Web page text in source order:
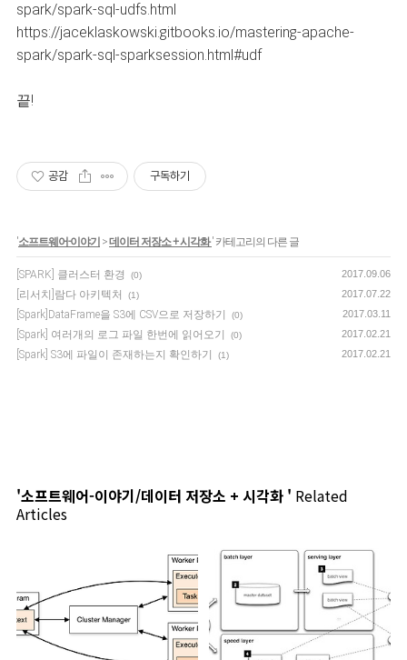
spark/spark-sql-udfs.html
https://jaceklaskowski.gitbooks.io/mastering-apache-
spark/spark-sql-sparksession.html#udf
끝!
공감 구독하기
'소프트웨어-이야기 >데이터 저장소 + 시각화' 카테고리의 다른 글
[SPARK] 클러스터 환경 (0) 2017.09.06
[리서치]람다 아키텍처 (1) 2017.07.22
[Spark]DataFrame을 S3에 CSV으로 저장하기 (0) 2017.03.11
[Spark] 여러개의 로그 파일 한번에 읽어오기 (0) 2017.02.21
[Spark] S3에 파일이 존재하는지 확인하기 (1) 2017.02.21
'소프트웨어-이야기/데이터 저장소 + 시각화 ' Related
Articles